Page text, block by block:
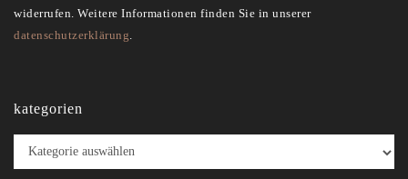
widerrufen. Weitere Informationen finden Sie in unserer
datenschutzerklärung.
kategorien
Kategorien